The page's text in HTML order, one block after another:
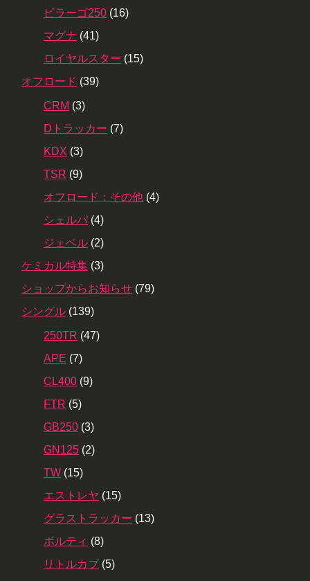
ビラーゴ250 (16)
マグナ (41)
ロイヤルスター (15)
オフロード (39)
CRM (3)
Dトラッカー (7)
KDX (3)
TSR (9)
オフロード：その他 (4)
シェルパ (4)
ジェベル (2)
ケミカル特集 (3)
ショップからお知らせ (79)
シングル (139)
250TR (47)
APE (7)
CL400 (9)
FTR (5)
GB250 (3)
GN125 (2)
TW (15)
エストレヤ (15)
グラストラッカー (13)
ボルティ (8)
リトルカブ (5)